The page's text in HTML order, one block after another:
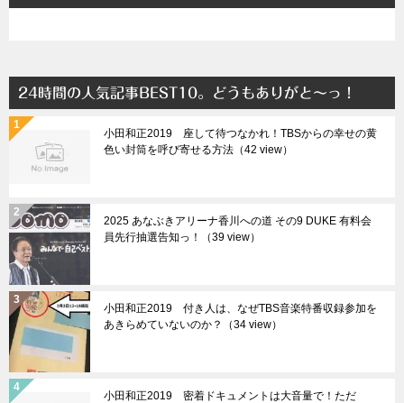
24時間の人気記事BEST10。どうもありがと～っ！
小田和正2019 座して待つなかれ！TBSからの幸せの黄
色い封筒を呼び寄せる方法（42 view）
2025 あなぶきアリーナ香川への道 その9 DUKE 有料会
員先行抽選告知っ！（39 view）
小田和正2019 付き人は、なぜTBS音楽特番収録参加を
あきらめていないのか？（34 view）
小田和正2019 密着ドキュメントは大音量で！ただ